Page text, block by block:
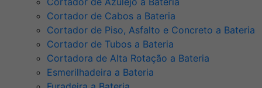
Cortador de Cabos a Bateria
Cortador de Piso, Asfalto e Concreto a Bateria
Cortador de Tubos a Bateria
Cortadora de Alta Rotação a Bateria
Esmerilhadeira a Bateria